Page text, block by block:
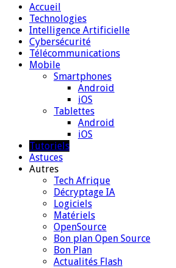
Accueil
Technologies
Intelligence Artificielle
Cybersécurité
Télécommunications
Mobile
Smartphones
Android
iOS
Tablettes
Android
iOS
Tutoriels
Astuces
Autres
Tech Afrique
Décryptage IA
Logiciels
Matériels
OpenSource
Bon plan Open Source
Bon Plan
Actualités Flash